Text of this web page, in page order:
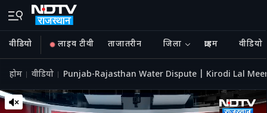
वीडियो लाइव टीवी ताजातरीन जिला क्राइम वीडियो
होम वीडियो Punjab-Rajasthan Water Dispute | Kirodi Lal